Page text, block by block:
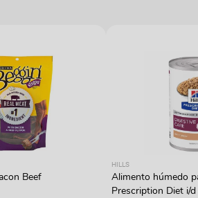
Beef
HILLS
Alimento húmedo
Prescription Diet i/